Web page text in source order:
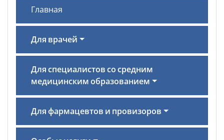
Главная
Для врачей
Для специалистов со средним
медицинским образованием
Для фармацевтов и провизоров